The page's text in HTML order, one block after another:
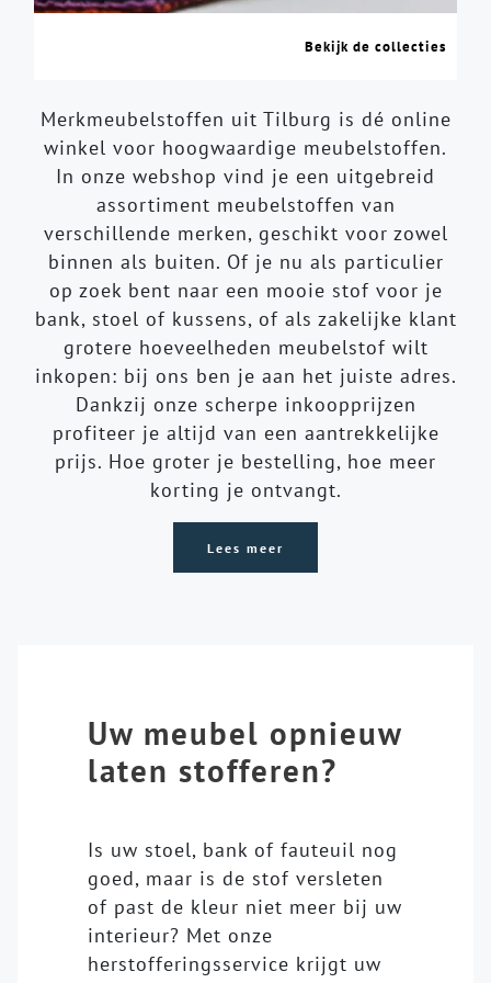
Bekijk de collecties
Merkmeubelstoffen uit Tilburg is dé online
winkel voor hoogwaardige meubelstoffen.
In onze webshop vind je een uitgebreid
assortiment meubelstoffen van
verschillende merken, geschikt voor zowel
binnen als buiten. Of je nu als particulier
op zoek bent naar een mooie stof voor je
bank, stoel of kussens, of als zakelijke klant
grotere hoeveelheden meubelstof wilt
inkopen: bij ons ben je aan het juiste adres.
Dankzij onze scherpe inkoopprijzen
profiteer je altijd van een aantrekkelijke
prijs. Hoe groter je bestelling, hoe meer
korting je ontvangt.
Lees meer
Uw meubel opnieuw
laten stofferen?
Is uw stoel, bank of fauteuil nog
goed, maar is de stof versleten
of past de kleur niet meer bij uw
interieur? Met onze
herstofferingsservice krijgt uw